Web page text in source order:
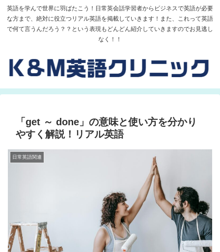
英語を学んで世界に羽ばたこう！日常英会話学習者からビジネスで英語が必要
な方まで、絶対に役立つリアル英語を掲載していきます！また、これって英語
で何て言うんだろう？？という表現もどんどん紹介していきますのでお見逃し
なく！！
「get ～ done」の意味と使い方を分かり
やすく解説！リアル英語
日常英語関連